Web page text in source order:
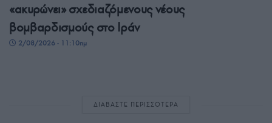
«ακυρώνει» σχεδιαζόμενους νέους
βομβαρδισμούς στο Ιράν
2/08/2026 - 11:10πμ
ΔΙΑΒΑΣΤΕ ΠΕΡΙΣΣΟΤΕΡΑ